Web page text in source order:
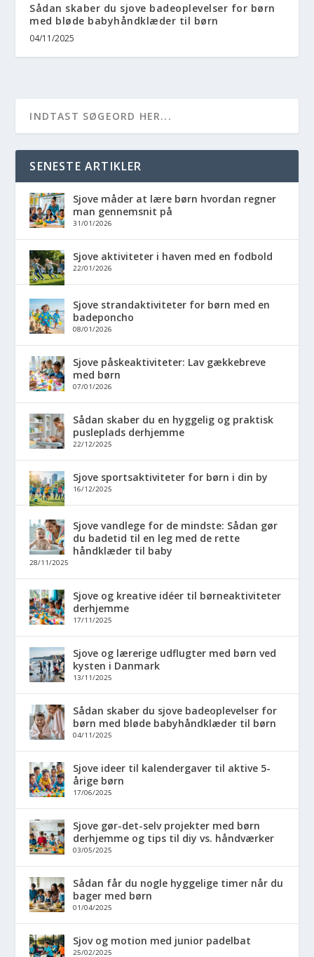
Sådan skaber du sjove badeoplevelser for børn
med bløde babyhåndklæder til børn
04/11/2025
SENESTE ARTIKLER
Sjove måder at lære børn hvordan regner
man gennemsnit på
31/01/2026
Sjove aktiviteter i haven med en fodbold
22/01/2026
Sjove strandaktiviteter for børn med en
badeponcho
08/01/2026
Sjove påskeaktiviteter: Lav gækkebreve
med børn
07/01/2026
Sådan skaber du en hyggelig og praktisk
pusleplads derhjemme
22/12/2025
Sjove sportsaktiviteter for børn i din by
16/12/2025
Sjove vandlege for de mindste: Sådan gør
du badetid til en leg med de rette
håndklæder til baby
28/11/2025
Sjove og kreative idéer til børneaktiviteter
derhjemme
17/11/2025
Sjove og lærerige udflugter med børn ved
kysten i Danmark
13/11/2025
Sådan skaber du sjove badeoplevelser for
børn med bløde babyhåndklæder til børn
04/11/2025
Sjove ideer til kalendergaver til aktive 5-
årige børn
17/06/2025
Sjove gør-det-selv projekter med børn
derhjemme og tips til diy vs. håndværker
03/05/2025
Sådan får du nogle hyggelige timer når du
bager med børn
01/04/2025
Sjov og motion med junior padelbat
25/02/2025